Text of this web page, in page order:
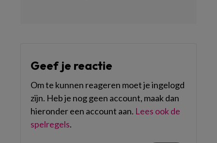
Geef je reactie
Om te kunnen reageren moet je ingelogd
zijn. Heb je nog geen account, maak dan
hieronder een account aan. Lees ook de
spelregels.